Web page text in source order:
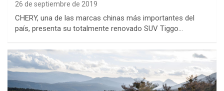
26 de septiembre de 2019
CHERY, una de las marcas chinas más importantes del
país, presenta su totalmente renovado SUV Tiggo…